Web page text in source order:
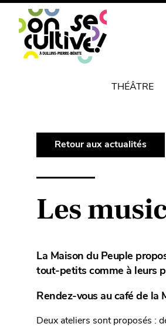
THÉÂTRE
Retour aux actualités
Les
La Maison du Peuple
tout-petits comme à leurs
Rendez-vous au café de la
Deux ateliers sont proposés :